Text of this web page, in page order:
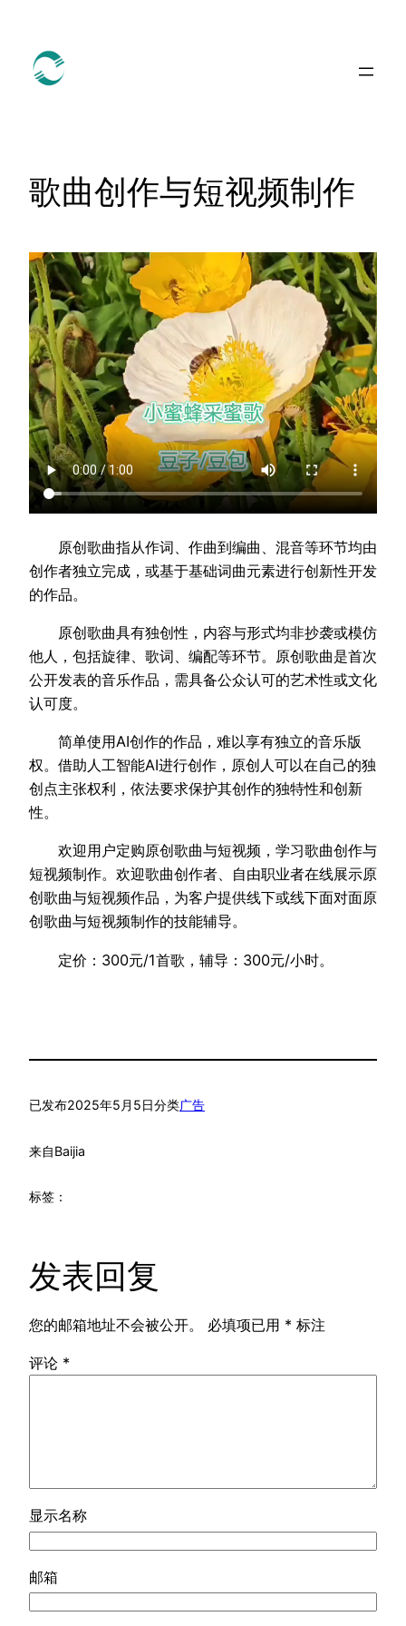
歌曲创作与短视频制作
原创歌曲指从作词、作曲到编曲、混音等环节均由
创作者独立完成，或基于基础词曲元素进行创新性开发
的作品。
原创歌曲具有独创性‌，内容与形式均非抄袭或模仿
他人，包括旋律、歌词、编配等环节。原创歌曲是首次
公开发表的音乐作品，需具备公众认可的艺术性或文化
认可度。
简单使用AI创作的作品，难以享有独立的音乐版
权。借助人工智能AI进行创作，原创人可以在自己的独
创点主张权利，依法要求保护其创作的独特性和创新
性。
欢迎用户定购原创歌曲与短视频，学习歌曲创作与
短视频制作。欢迎歌曲创作者、自由职业者在线展示原
创歌曲与短视频作品，为客户提供线下或线下面对面原
创歌曲与短视频制作的技能辅导。
定价：300元/1首歌，辅导：300元/小时。
已发布2025年5月5日分类广告
来自Baijia
标签：
发表回复
您的邮箱地址不会被公开。 必填项已用 * 标注
评论 *
显示名称
邮箱